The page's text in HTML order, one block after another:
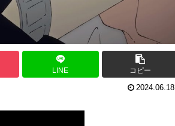
LINE コピー
2024.06.18